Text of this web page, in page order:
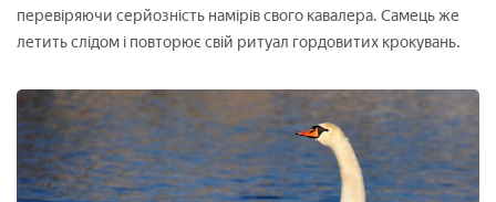
перевіряючи серйозність намірів свого кавалера. Самець же
летить слідом і повторює свій ритуал гордовитих крокувань.